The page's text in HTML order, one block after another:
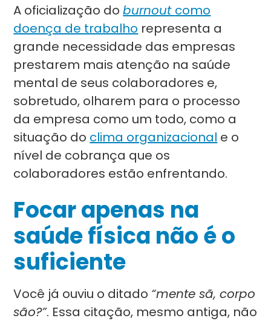
A oficialização doburnout como
doença de trabalho representa a
grande necessidade das empresas
prestarem mais atenção na saúde
mental de seus colaboradores e,
sobretudo, olharem para o processo
da empresa como um todo, como a
situação do clima organizacional e o
nível de cobrança que os
colaboradores estão enfrentando.
Focar apenas na
saúde física não é o
suficiente
Você já ouviu o ditado “mente sã, corpo
são?”. Essa citação, mesmo antiga, não